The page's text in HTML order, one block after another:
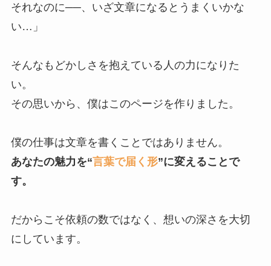
それなのに──、いざ文章になるとうまくいかな
い…」
そんなもどかしさを抱えている人の力になりた
い。
その思いから、僕はこのページを作りました。
僕の仕事は文章を書くことではありません。
あなたの魅力を“言葉で届く形”に変えることで
す。
だからこそ依頼の数ではなく、想いの深さを大切
にしています。